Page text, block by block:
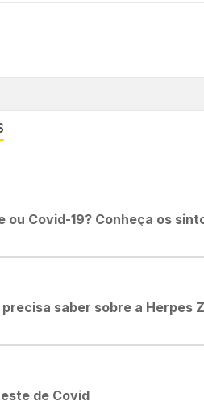
ou Covid-19? Conheça os
saber sobre a Herpes
de Covid